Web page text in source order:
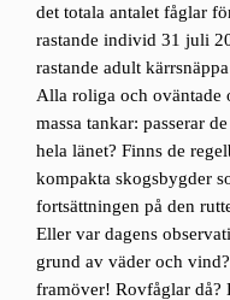
det totala antalet fåglar
rastande individ 31 juli
rastande adult
Alla roliga och oväntade
massa tankar: passerar
hela länet? Finns de
kompakta skogsbygder
fortsättningen på den
Eller var dagens
grund av väder och
framöver! Rovfåglar då?